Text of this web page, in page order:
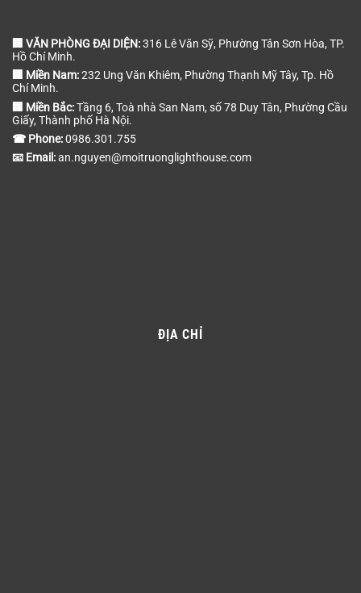
🏢 VĂN PHÒNG ĐẠI DIỆN:316 Lê Văn Sỹ, Phường Tân Sơn Hòa, TP.
Hồ Chí Minh.
🏢 Miền Nam:232 Ung Văn Khiêm, Phường Thạnh Mỹ Tây, Tp. Hồ
Chí Minh.
🏢 Miền Bắc:Tầng 6, Toà nhà San Nam, số 78 Duy Tân, Phường Cầu
Giấy, Thành phố Hà Nội.
☎ Phone:0986.301.755
📧 Email:an.nguyen@moitruonglighthouse.com
ĐỊA CHỈ